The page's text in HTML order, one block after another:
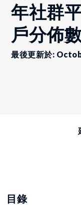
年社群
戶分佈
最後更新於:
目錄